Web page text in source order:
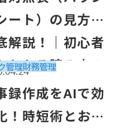
ート）の見方を
解説！｜初心者
わかる読み方の
ントと分析方法
管理財務管理
とおすすめツールを
録作成をAIで効
！時短術とおす